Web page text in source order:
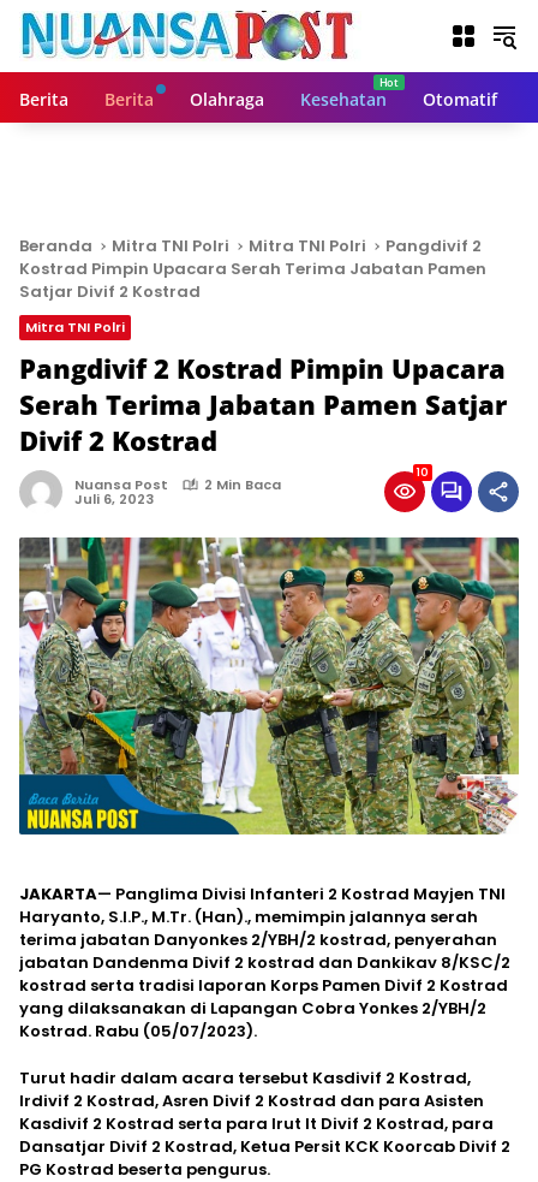
Berita Berita Olahraga Kesehatan Otomatif
Beranda Mitra TNI Polri Mitra TNI Polri
Pangdivif 2
Kostrad Pimpin Upacara Serah Terima Jabatan Pamen
Satjar Divif 2 Kostrad
Mitra TNI Polri
Pangdivif 2 Kostrad Pimpin Upacara
Serah Terima Jabatan Pamen Satjar
Divif 2 Kostrad
Nuansa Post 2 Min Baca
Juli 6, 2023
10
JAKARTA— Panglima Divisi Infanteri 2 Kostrad Mayjen TNI
Haryanto, S.I.P., M.Tr. (Han)., memimpin jalannya serah
terima jabatan Danyonkes 2/YBH/2 kostrad, penyerahan
jabatan Dandenma Divif 2 kostrad dan Dankikav 8/KSC/2
kostrad serta tradisi laporan Korps Pamen Divif 2 Kostrad
yang dilaksanakan di Lapangan Cobra Yonkes 2/YBH/2
Kostrad. Rabu (05/07/2023).
Turut hadir dalam acara tersebut Kasdivif 2 Kostrad,
Irdivif 2 Kostrad, Asren Divif 2 Kostrad dan para Asisten
Kasdivif 2 Kostrad serta para Irut It Divif 2 Kostrad, para
Dansatjar Divif 2 Kostrad, Ketua Persit KCK Koorcab Divif 2
PG Kostrad beserta pengurus.